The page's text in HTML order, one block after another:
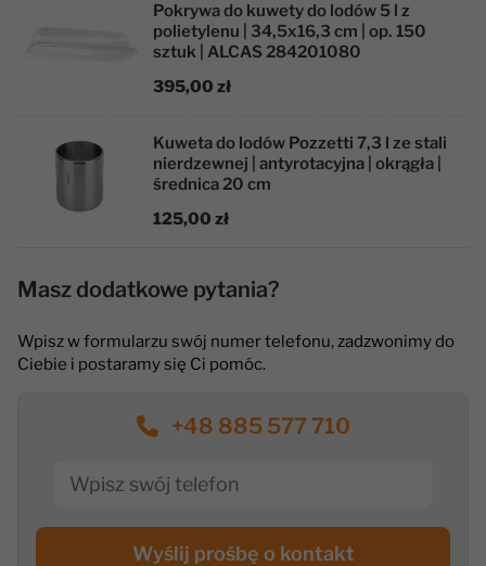
Pokrywa do kuwety do lodów 5 l z
polietylenu | 34,5x16,3 cm | op. 150
sztuk | ALCAS 284201080
395,00 zł
Kuweta do lodów Pozzetti 7,3 l ze stali
nierdzewnej | antyrotacyjna | okrągła |
średnica 20 cm
125,00 zł
Masz dodatkowe pytania?
Wpisz w formularzu swój numer telefonu, zadzwonimy do
Ciebie i postaramy się Ci pomóc.
+48 885 577 710
Wyślij prośbę o kontakt